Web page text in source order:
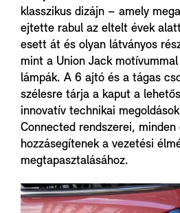
klasszikus dizájn – amely
ejtette rabul az eltelt évek
esett át és olyan látványos
mint a Union Jack
lámpák. A 6 ajtó és a tágas
szélesre tárja a kaput a
innovatív technikai
Connected rendszerei,
hozzásegítenek a vezetési
megtapasztalásához.